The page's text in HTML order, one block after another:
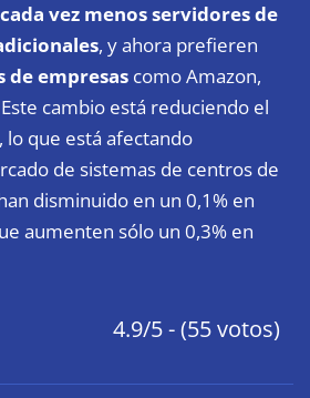
vez menos servidores de
, y ahora prefieren
empresas como Amazon,
cambio está reduciendo el
lo que está afectando
de sistemas de centros de
disminuido en un 0,1% en
aumenten sólo un 0,3% en
4.9/5 - (55 votos)